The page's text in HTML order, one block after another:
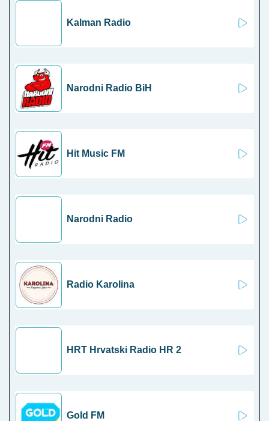
Kalman Radio
Narodni Radio BiH
Hit Music FM
Narodni Radio
Radio Karolina
HRT Hrvatski Radio HR 2
Gold FM